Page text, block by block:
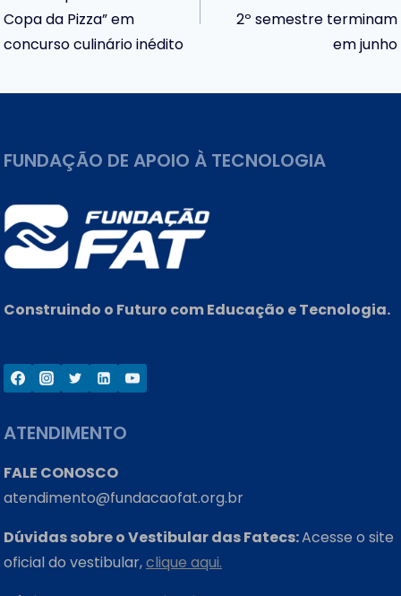
Post
Copa da Pizza” em
concurso culinário inédito
2º semestre terminam
em junho
FUNDAÇÃO DE APOIO À TECNOLOGIA
Construindo o Futuro com Educação e Tecnologia.
ATENDIMENTO
FALE CONOSCO
atendimento@fundacaofat.org.br
Dúvidas sobre o Vestibular das Fatecs:Acesse o site
oficial do vestibular,clique aqui.